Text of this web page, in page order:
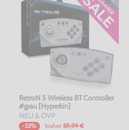
RetroN 5 Wireless BT Controller
#grau [Hyperkin]
NEU & OVP
-33% bisher 59,99 €